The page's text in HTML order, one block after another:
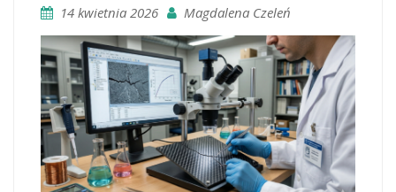
14 kwietnia 2026 Magdalena Czeleń